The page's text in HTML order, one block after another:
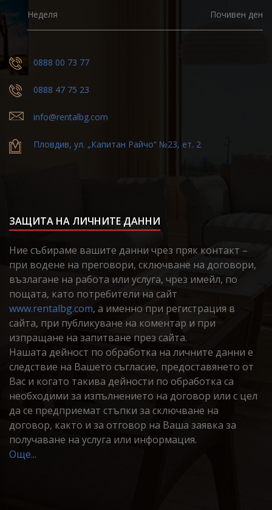
Неделя Почивен ден
0888 00 73 77
0888 47 75 23
info@rentalbg.com
Пловдив, ул. „Капитан Райчо“ №23, ет. 2
ЗАЩИТА НА ЛИЧНИТЕ ДАННИ
Ние събираме вашите данни чрез пряк контакт –
при водене на преговори, сключване на договори,
възлагане на работа или услуга, чрез имейл, по
пощата, като потребители на сайт
www.rentalbg.com, а именно при регистрация в
сайта, при публикуване на коментар и при
изпращане на запитване през сайта.
Нашата дейност по обработка на личните данни е
следствие на Вашето съгласие, предоставянето от
Вас и когато такива дейности по обработка са
необходими за изпълнението на договор или с цел
да се предприемат стъпки за сключване на
договор, както и за отговор на Ваша заявка за
получаване на услуга или информация.
Още...